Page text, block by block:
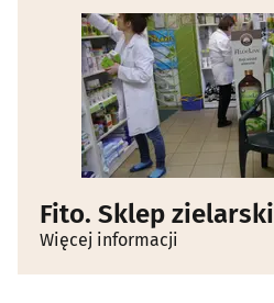
Fito. Sklep zielarski
Więcej informacji